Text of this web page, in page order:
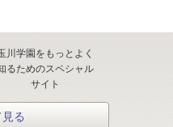
川学園をもっとよく
るためのスペシャル
サイト
る